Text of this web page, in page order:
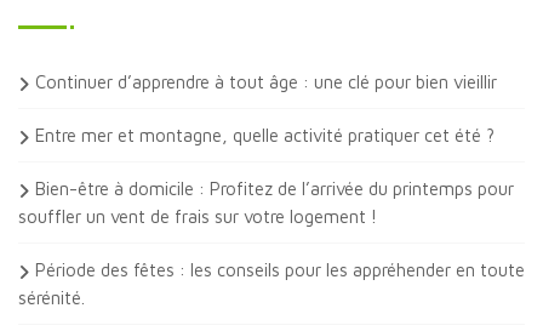
Continuer d’apprendre à tout âge : une clé pour bien vieillir
Entre mer et montagne, quelle activité pratiquer cet été ?
Bien-être à domicile : Profitez de l’arrivée du printemps pour
souffler un vent de frais sur votre logement !
Période des fêtes : les conseils pour les appréhender en toute
sérénité.